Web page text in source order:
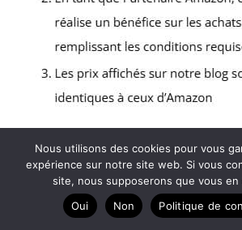
Copyright © 2026 Le discographe -
A propos
Contact
Nous utilisons des cookies pour vous
expérience sur notre site web. Si vous
site, nous supposerons que vous
Oui
Non Politique de